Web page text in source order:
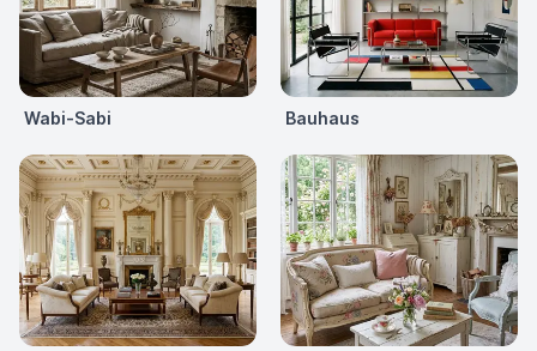
Wabi-Sabi Bauhaus